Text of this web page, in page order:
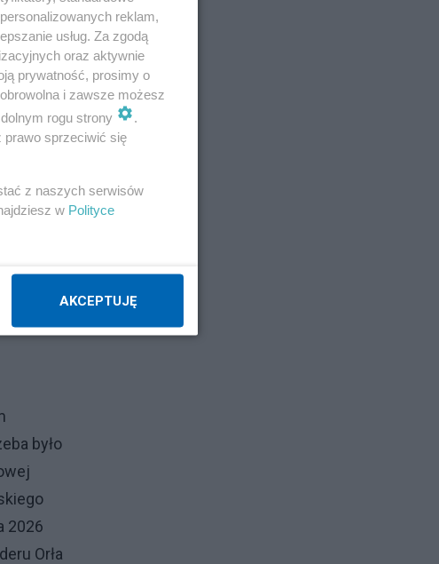
było
2026
Orła
reklam,
usług. Za zgodą
oraz aktywnie
prywatność, prosimy o
i zawsze możesz
rogu strony
.
prawo sprzeciwić się
z naszych serwisów
w Polityce
AKCEPTUJĘ